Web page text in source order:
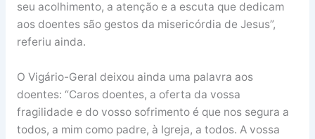
seu acolhimento, a atenção e a escuta que dedicam
aos doentes são gestos da misericórdia de Jesus”,
referiu ainda.
O Vigário-Geral deixou ainda uma palavra aos
doentes: “Caros doentes, a oferta da vossa
fragilidade e do vosso sofrimento é que nos segura a
todos, a mim como padre, à Igreja, a todos. A vossa